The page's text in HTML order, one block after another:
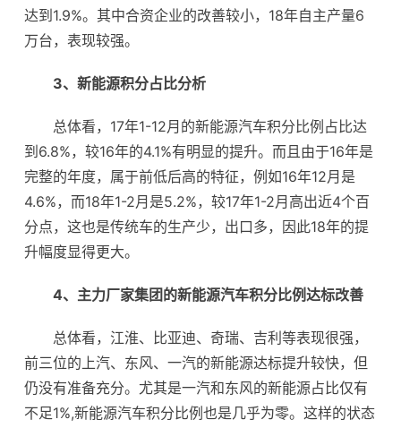
达到1.9%。其中合资企业的改善较小，18年自主产量6
万台，表现较强。
3、新能源积分占比分析
总体看，17年1-12月的新能源汽车积分比例占比达
到6.8%，较16年的4.1%有明显的提升。而且由于16年是
完整的年度，属于前低后高的特征，例如16年12月是
4.6%，而18年1-2月是5.2%，较17年1-2月高出近4个百
分点，这也是传统车的生产少，出口多，因此18年的提
升幅度显得更大。
4、主力厂家集团的新能源汽车积分比例达标改善
总体看，江淮、比亚迪、奇瑞、吉利等表现很强，
前三位的上汽、东风、一汽的新能源达标提升较快，但
仍没有准备充分。尤其是一汽和东风的新能源占比仅有
不足1%,新能源汽车积分比例也是几乎为零。这样的状态